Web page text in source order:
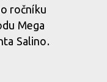
ročníku
Mega
Salino.